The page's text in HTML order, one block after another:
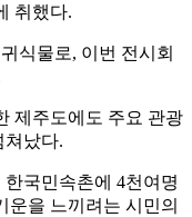
취했다.
식물로, 이번 전시회
제주도에도 주요 관광
쳐났다.
국민속촌에 4천여명
운을 느끼려는 시민의